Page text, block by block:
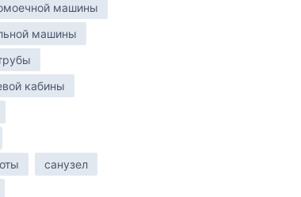
машины
машины
кабины
санузел